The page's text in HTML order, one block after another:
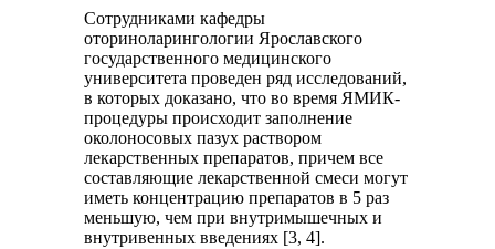
Сотрудниками кафедры
оториноларингологии Ярославского
государственного медицинского
университета проведен ряд исследований,
в которых доказано, что во время ЯМИК-
процедуры происходит заполнение
околоносовых пазух раствором
лекарственных препаратов, причем все
составляющие лекарственной смеси могут
иметь концентрацию препаратов в 5 раз
меньшую, чем при внутримышечных и
внутривенных введениях [3, 4].